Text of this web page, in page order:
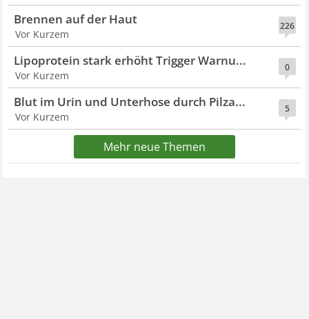
226
Brennen auf der Haut
Vor Kurzem
0
Lipoprotein stark erhöht Trigger Warnu...
Vor Kurzem
5
Blut im Urin und Unterhose durch Pilza...
Vor Kurzem
Mehr neue Themen